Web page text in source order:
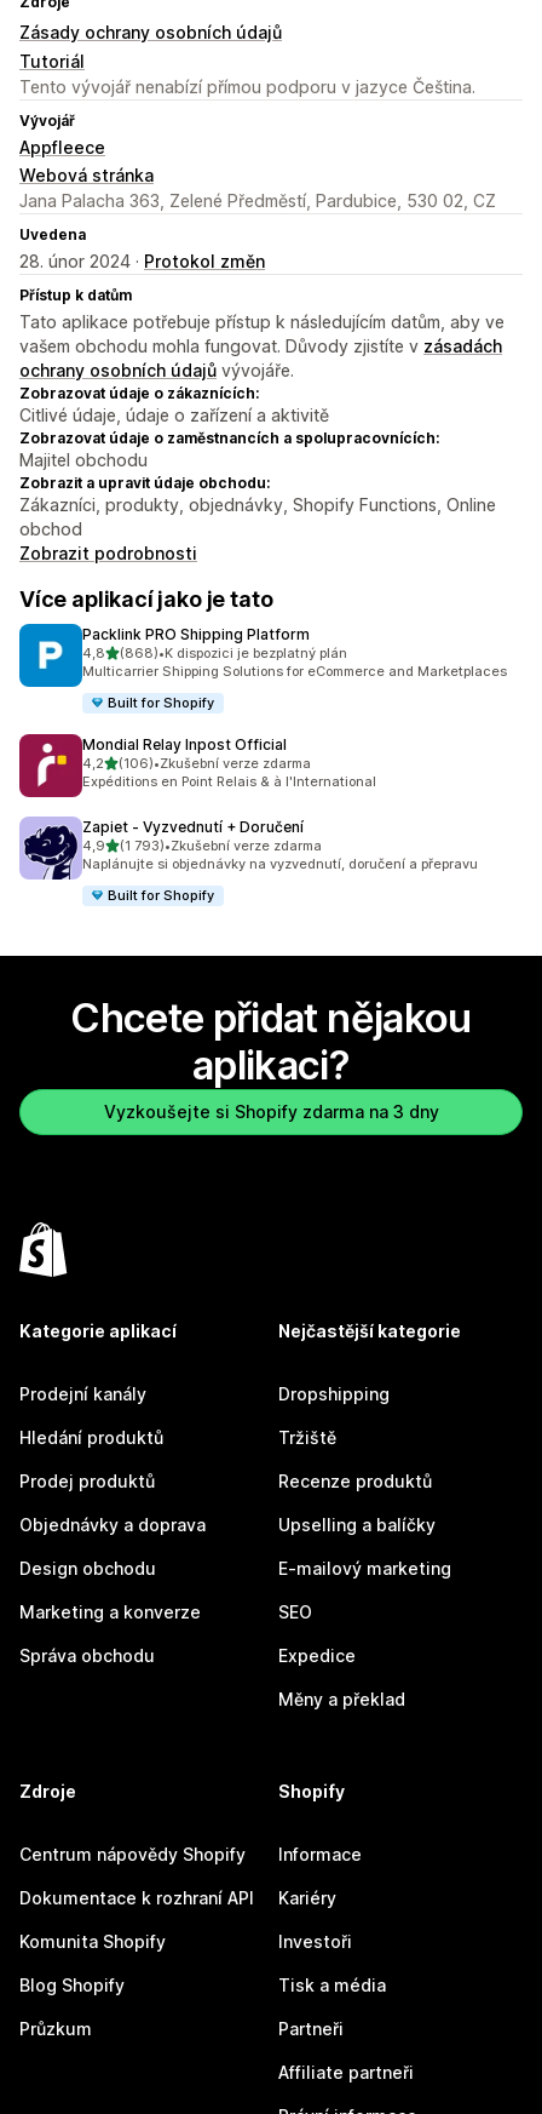
Zásady ochrany osobních údajů
Tutoriál
Tento vývojář nenabízí přímou podporu v jazyce Čeština.
Vývojář
Appfleece
Webová stránka
Jana Palacha 363, Zelené Předměstí, Pardubice, 530 02, CZ
Uvedena
28. únor 2024 · Protokol změn
Přístup k datům
Tato aplikace potřebuje přístup k následujícím datům, aby ve
vašem obchodu mohla fungovat. Důvody zjistíte v zásadách
ochrany osobních údajů vývojáře.
Zobrazovat údaje o zákaznících:
Citlivé údaje, údaje o zařízení a aktivitě
Zobrazovat údaje o zaměstnancích a spolupracovnících:
Majitel obchodu
Zobrazit a upravit údaje obchodu:
Zákazníci, produkty, objednávky, Shopify Functions, Online
obchod
Zobrazit podrobnosti
Více aplikací jako je tato
Packlink PRO Shipping Platform
4,8z 5 hvězd
(868)
Celkový počet recenzí: 868
•K dispozici je bezplatný plán
Multicarrier Shipping Solutions for eCommerce and Marketplaces
Built for Shopify
Mondial Relay Inpost Official
4,2z 5 hvězd
(106)
Celkový počet recenzí: 106
•Zkušební verze zdarma
Expéditions en Point Relais & à l'International
Zapiet ‑ Vyzvednutí + Doručení
4,9z 5 hvězd
(1 793)
Celkový počet recenzí: 1793
•Zkušební verze zdarma
Naplánujte si objednávky na vyzvednutí, doručení a přepravu
Built for Shopify
Chcete přidat nějakou
aplikaci?
Vyzkoušejte si Shopify zdarma na 3 dny
Kategorie aplikací
Prodejní kanály
Hledání produktů
Prodej produktů
Objednávky a doprava
Design obchodu
Marketing a konverze
Správa obchodu
Nejčastější kategorie
Dropshipping
Tržiště
Recenze produktů
Upselling a balíčky
E-mailový marketing
SEO
Expedice
Měny a překlad
Zdroje
Centrum nápovědy Shopify
Dokumentace k rozhraní API
Komunita Shopify
Blog Shopify
Průzkum
Shopify
Informace
Kariéry
Investoři
Tisk a média
Partneři
Affiliate partneři